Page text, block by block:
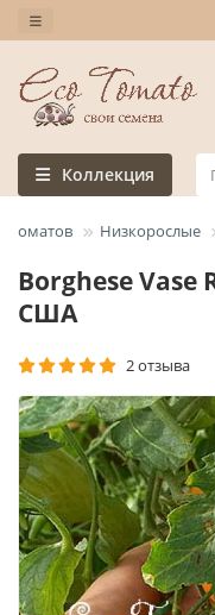
Коллекция
томатов Низкорослые
Borghese Vase
США
2 отзыва